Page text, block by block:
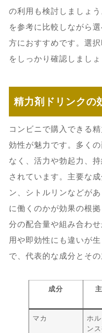
の利用も検討しましょ
を参考に比較しながら
方におすすめです。選
をしっかり確認しましょ
精力剤ドリンクの
コンビニで購入できる
効性が魅力です。多く
なく、活力や勃起力、
されています。主要な
ン、シトルリンなどが
に働くのかが効果の根
分の配合量や組み合わ
用や即効性にも違いが
で、代表的な成分とそ
成分
マカ
ホ
ン